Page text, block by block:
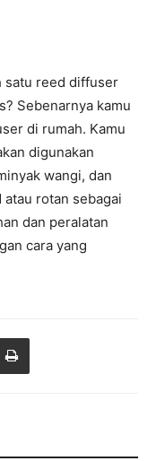
satu reed diffuser
Sebenarnya kamu
di rumah. Kamu
digunakan
wangi, dan
rotan sebagai
dan peralatan
cara yang